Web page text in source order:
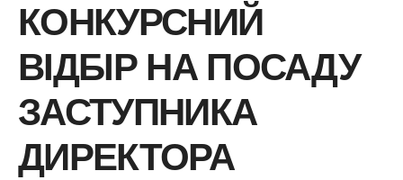
КОНКУРСНИЙ
ВІДБІР НА ПОСАДУ
ЗАСТУПНИКА
ДИРЕКТОРА